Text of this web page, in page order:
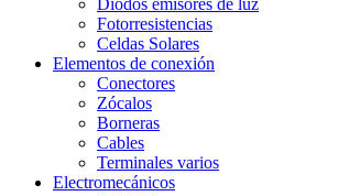
Diodos emisores de luz
Fotorresistencias
Celdas Solares
Elementos de conexión
Conectores
Zócalos
Borneras
Cables
Terminales varios
Electromecánicos